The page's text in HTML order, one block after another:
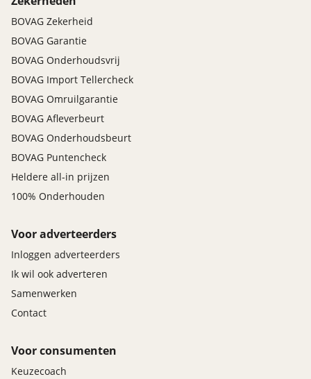
BOVAG Zekerheid
BOVAG Garantie
BOVAG Onderhoudsvrij
BOVAG Import Tellercheck
BOVAG Omruilgarantie
BOVAG Afleverbeurt
BOVAG Onderhoudsbeurt
BOVAG Puntencheck
Heldere all-in prijzen
100% Onderhouden
Voor adverteerders
Inloggen adverteerders
Ik wil ook adverteren
Samenwerken
Contact
Voor consumenten
Keuzecoach